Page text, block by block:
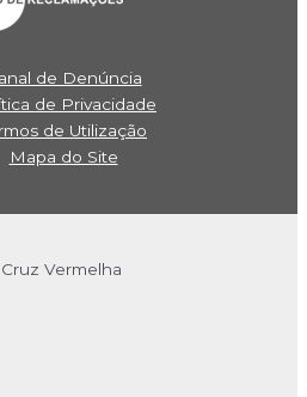
de Denúncia
de Privacidade
de Utilização
Mapa do Site
Vermelha